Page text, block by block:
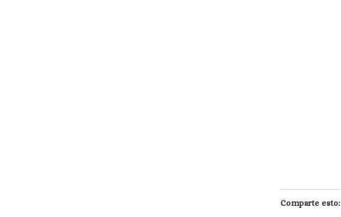
Comparte esto: